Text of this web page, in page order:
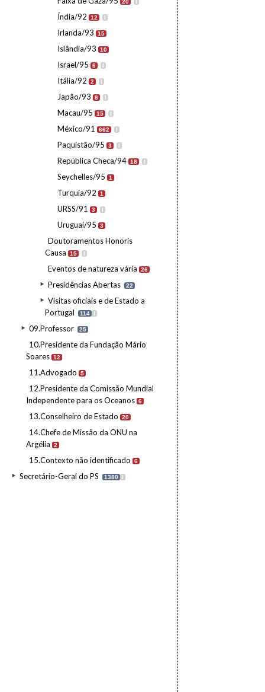
20 I
Índia/92 12 I
Irlanda/93 15
Islândia/93 10
Israel/95 6 I
Itália/92 2 I
Japão/93 8 I
Macau/95 15 I
México/91 662 I
Paquistão/95 3 I
República Checa/94 18 I
Seychelles/95 1
Turquia/92 1
URSS/91 3 I
Uruguai/95 3
Doutoramentos Honoris
Causa
15 I
Eventos de natureza vária 26
Presidências Abertas 22
Visitas oficiais e de Estado a
Portugal
114 I
09.Professor 25
10.Presidente da Fundação Mário
Soares 12
11.Advogado 5
12.Presidente da Comissão Mundial
Independente para os Oceanos 6
13.Conselheiro de Estado 20
14.Chefe de Missão da ONU na
Argélia
2
15.Contexto não identificado 6
Secretário-Geral do PS 1380 I